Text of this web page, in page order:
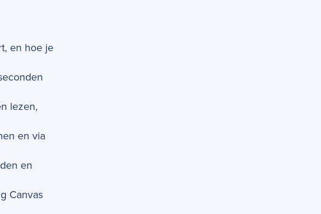
en hoe je
lezen,
en via
en
Canvas